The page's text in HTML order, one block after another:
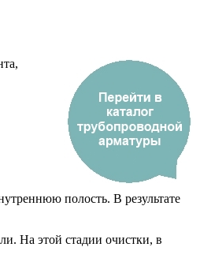
полость. В результате
На этой стадии очистки, в